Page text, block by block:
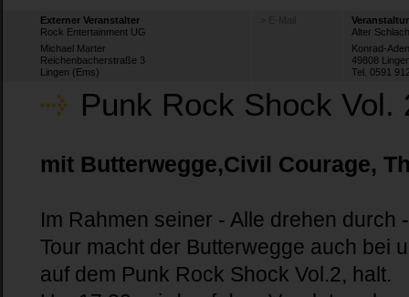
Externer Veranstalter
Rock Entertainment UG
Michael Marter
Reichenbacherstraße 3
Lingen (Ems)
Alter
Konrad-
49808
Tel. 0591
Punk Rock Shock Vol.
mit Butterwegge,Civil Courage,
Im Rahmen seiner - Alle drehen durch -
Tour macht der Butterwegge auch bei
auf dem Punk Rock Shock Vol.2, halt.